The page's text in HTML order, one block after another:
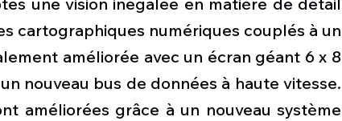
cartographiques numériques couplés à un
améliorée avec un écran géant 6 x 8
nouveau bus de données à haute vitesse.
améliorées grâce à un nouveau système